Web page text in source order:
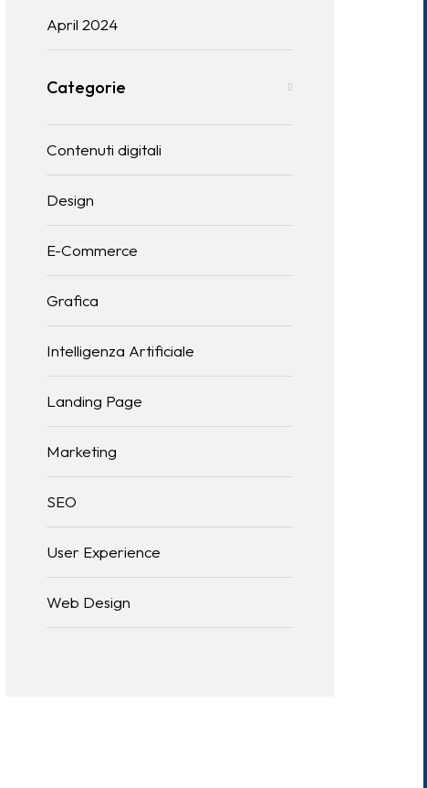
April 2024
Categorie
Contenuti digitali
Design
E-Commerce
Grafica
Intelligenza Artificiale
Landing Page
Marketing
SEO
User Experience
Web Design